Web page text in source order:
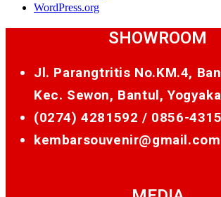
WordPress.org
SHOWROOM
Jl. Parangtritis No.KM.4,
Kec. Sewon, Bantul,
(0274) 4281592 / 0856-
kembarsouvenir@gmail.com